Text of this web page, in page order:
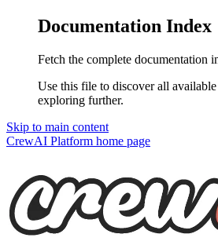
Documentation Index
Fetch the complete documentation
Use this file to discover all available
exploring further.
Skip to main content
CrewAI Platform home page